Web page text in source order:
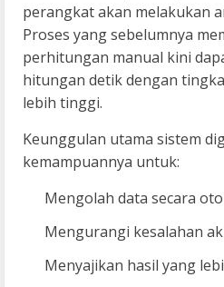
perangkat akan melakukan
Proses yang sebelumnya
perhitungan manual kini
hitungan detik dengan
lebih tinggi.
Keunggulan utama sistem
kemampuannya untuk:
Mengolah data secara
Mengurangi kesalahan
Menyajikan hasil yang